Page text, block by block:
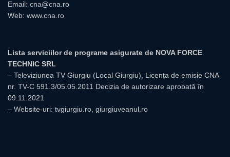
Email: cna@cna.ro
Web: www.cna.ro
Lista serviciilor de programe asigurate de NOVA FORCE
TECHNIC SRL
– Televiziunea TV Giurgiu (Local Giurgiu), Licența de emisie CNA
nr. TV-C 591.3/05.05.2011 Decizia de autorizare aprobată în
09.11.2021
– Website-uri: tvgiurgiu.ro, giurgiuveanul.ro